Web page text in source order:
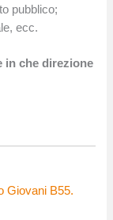
pubblico;
ecc.
in che direzione
Giovani B55.